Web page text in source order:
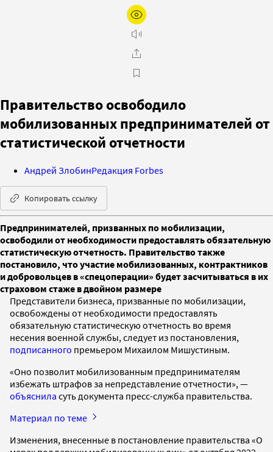
Правительство освободило
мобилизованных предпринимателей от
статистической отчетности
Андрей ЗлобинРедакция Forbes
Копировать ссылку
Предпринимателей, призванных по мобилизации,
освободили от необходимости предоставлять обязательную
статистическую отчетность. Правительство также
постановило, что участие мобилизованных, контрактников
и добровольцев в «спецоперации» будет засчитываться в их
страховом стаже в двойном размере
Представители бизнеса, призванные по мобилизации,
освобождены от необходимости предоставлять
обязательную статистическую отчетность во время
несения военной службы, следует из постановления,
подписанного премьером Михаилом Мишустиным.
«Оно позволит мобилизованным предпринимателям
избежать штрафов за непредставление отчетности», —
объяснила суть документа пресс-служба правительства.
Материал по теме
Изменения, внесенные в постановление правительства «О